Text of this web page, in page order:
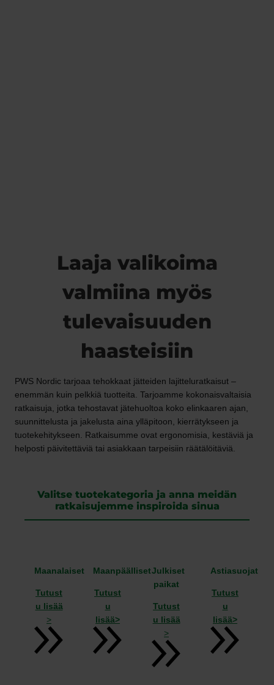
Laaja valikoima
valmiina myös
tulevaisuuden
haasteisiin
PWS Nordic tarjoaa tehokkaat jätteiden lajitteluratkaisut –
enemmän kuin pelkkiä tuotteita. Tarjoamme kokonaisvaltaisia
ratkaisuja, jotka tehostavat jätehuoltoa koko elinkaaren ajan,
suunnittelusta ja jakelusta aina ylläpitoon, kierrätykseen ja
tuotekehitykseen. Ratkaisumme ovat ergonomisia, kestäviä ja
helposti päivitettäviä tai asiakkaan tarpeisiin räätälöitäviä.
Valitse tuotekategoria ja anna meidän
ratkaisujemme inspiroida sinua
Maanalaiset
Tutust
u lisää
>
Maanpäälliset
Tutust
u
lisää>
Julkiset
paikat
Tutust
u lisää
>
Astiasuojat
Tutust
u
lisää>